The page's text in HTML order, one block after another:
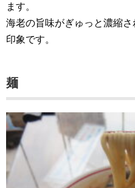
ます。
海老の旨味がぎゅっと濃縮
印象です。
麺